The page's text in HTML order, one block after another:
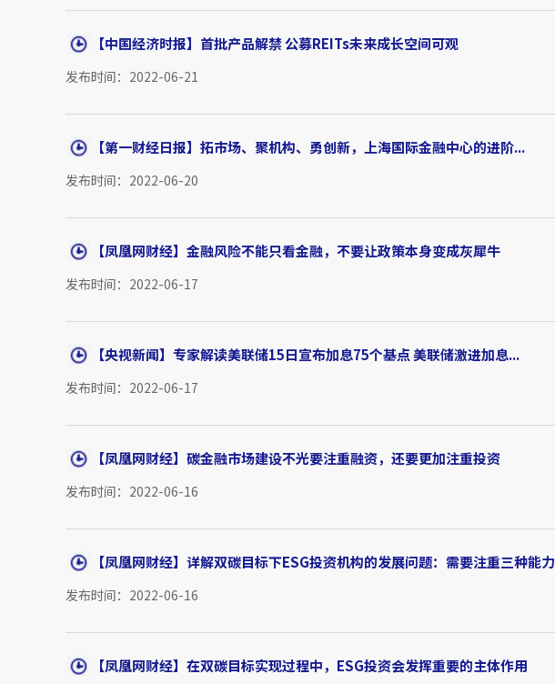
【中国经济时报】首批产品解禁 公募REITs未来成长空间可观
发布时间：2022-06-21
【第一财经日报】拓市场、聚机构、勇创新，上海国际金融中心的进阶...
发布时间：2022-06-20
【凤凰网财经】金融风险不能只看金融，不要让政策本身变成灰犀牛
发布时间：2022-06-17
【央视新闻】专家解读美联储15日宣布加息75个基点 美联储激进加息...
发布时间：2022-06-17
【凤凰网财经】碳金融市场建设不光要注重融资，还要更加注重投资
发布时间：2022-06-16
【凤凰网财经】详解双碳目标下ESG投资机构的发展问题：需要注重三种能力
发布时间：2022-06-16
【凤凰网财经】在双碳目标实现过程中，ESG投资会发挥重要的主体作用